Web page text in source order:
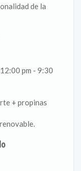
de la
pm - 9:30
+ propinas